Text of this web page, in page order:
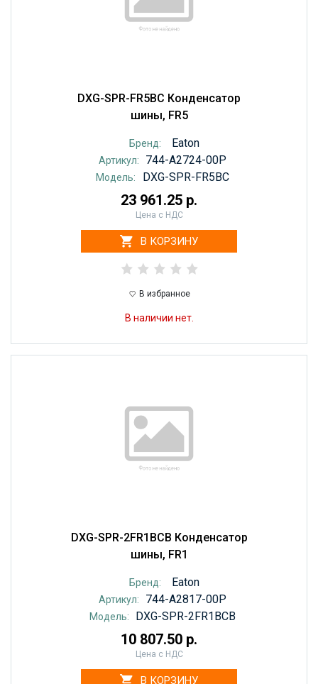
DXG-SPR-FR5BC Конденсатор
шины, FR5
Бренд: Eaton
Артикул: 744-A2724-00P
Модель: DXG-SPR-FR5BC
23 961.25 р.
Цена с НДС
В КОРЗИНУ
В избранное
В наличии нет.
DXG-SPR-2FR1BCB Конденсатор
шины, FR1
Бренд: Eaton
Артикул: 744-A2817-00P
Модель: DXG-SPR-2FR1BCB
10 807.50 р.
Цена с НДС
В КОРЗИНУ